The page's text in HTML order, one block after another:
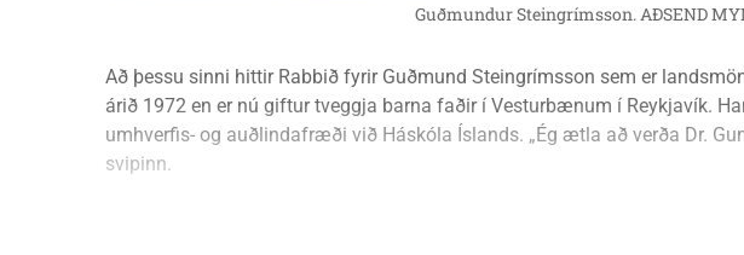
Guðmundur Steingrímsson. AÐSEND
Að þessu sinni hittir Rabbið fyrir Guðmund Steingrímsson sem er
árið 1972 en er nú giftur tveggja barna faðir í Vesturbænum í Reykjavík.
umhverfis- og auðlindafræði við Háskóla Íslands. „Ég ætla að verða Dr.
svipinn.